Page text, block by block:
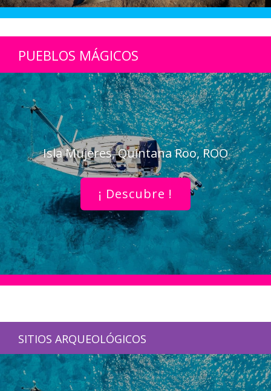
PUEBLOS MÁGICOS
Isla Mujeres, Quintana Roo, ROO
¡ Descubre !
SITIOS ARQUEOLÓGICOS